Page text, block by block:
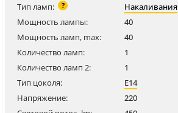
Тип ламп: ?
Накаливания
Мощность лампы:
40
Мощность ламп, max:
40
Количество ламп:
1
Количество ламп 2:
1
Тип цоколя:
E14
Напряжение:
220